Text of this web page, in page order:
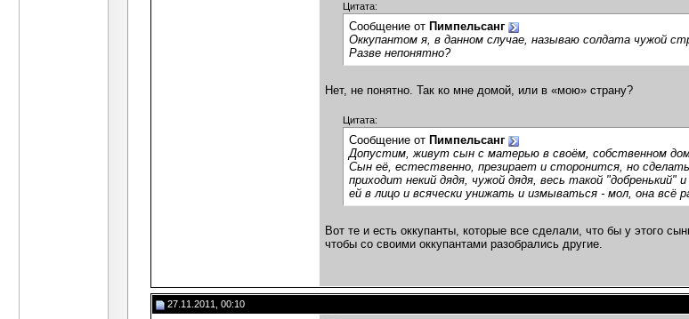
Цитата:
Сообщение от Пимпельсанг
Оккупантом я, в данном случае, называю солдата чужой
Разве непонятно?
Нет, не понятно. Так ко мне домой, или в «мою» страну?
Цитата:
Сообщение от Пимпельсанг
Допустим, живут сын с матерью в своём, собственном
Сын её, естественно, презирает и сторонится, но
приходит некий дядя, чужой дядя, весь такой
ей в лицо и всячески унижать и измываться - мол, она всё
Вот те и есть оккупанты, которые все сделали, что бы у этого
чтобы со своими оккупантами разобрались другие.
27.11.2011, 00:10